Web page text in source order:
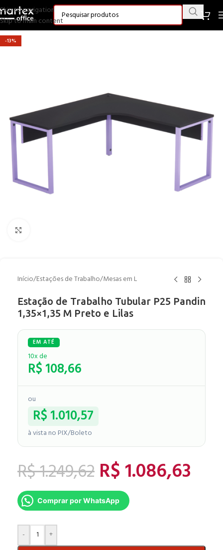
Skip to navigation
Skip to main content
-13%
Início/Estações de Trabalho/Mesas em L
Estação de Trabalho Tubular P25 Pandin
1,35×1,35 M Preto e Lilas
10x de
R$108,66
ou
R$1.010,57
à vista no PIX/Boleto
R$1.249,62 R$1.086,63
Comprar por WhatsApp
- +